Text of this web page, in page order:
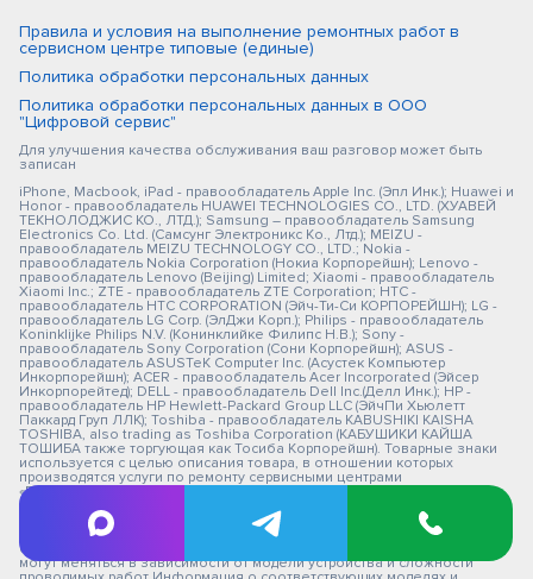
Правила и условия на выполнение ремонтных работ в
сервисном центре типовые (единые)
Политика обработки персональных данных
Политика обработки персональных данных в ООО
"Цифровой сервис"
Для улучшения качества обслуживания ваш разговор может быть
записан
iPhone, Macbook, iPad - правообладатель Apple Inc. (Эпл Инк.); Huawei и
Honor - правообладатель HUAWEI TECHNOLOGIES CO., LTD. (ХУАВЕЙ
ТЕКНОЛОДЖИС КО., ЛТД.); Samsung – правообладатель Samsung
Electronics Co. Ltd. (Самсунг Электроникс Ко., Лтд.); MEIZU -
правообладатель MEIZU TECHNOLOGY CO., LTD.; Nokia -
правообладатель Nokia Corporation (Нокиа Корпорейшн); Lenovo -
правообладатель Lenovo (Beijing) Limited; Xiaomi - правообладатель
Xiaomi Inc.; ZTE - правообладатель ZTE Corporation; HTC -
правообладатель HTC CORPORATION (Эйч-Ти-Си КОРПОРЕЙШН); LG -
правообладатель LG Corp. (ЭлДжи Корп.); Philips - правообладатель
Koninklijke Philips N.V. (Конинклийке Филипс Н.В.); Sony -
правообладатель Sony Corporation (Сони Корпорейшн); ASUS -
правообладатель ASUSTeK Computer Inc. (Асустек Компьютер
Инкорпорейшн); ACER - правообладатель Acer Incorporated (Эйсер
Инкорпорейтед); DELL - правообладатель Dell Inc.(Делл Инк.); HP -
правообладатель HP Hewlett-Packard Group LLC (ЭйчПи Хьюлетт
Паккард Груп ЛЛК); Toshiba - правообладатель KABUSHIKI KAISHA
TOSHIBA, also trading as Toshiba Corporation (КАБУШИКИ КАЙША
ТОШИБА также торгующая как Тосиба Корпорейшн). Товарные знаки
используется с целью описания товара, в отношении которых
производятся услуги по ремонту сервисными центрами
«PEDANT».Услуги оказываются в неавторизованных сервисных
центрах «PEDANT», не связанными с компаниями Правообладателями
товарных знаков и/или с ее официальными представителями в
отношении товаров, которые уже были введены в гражданский
оборот в смысле статьи 1487 ГК РФ ** - время ремонта, срок гарантии
могут меняться в зависимости от модели устройства и сложности